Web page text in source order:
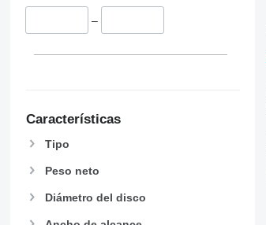
–
Características
Tipo
Peso neto
Diámetro del disco